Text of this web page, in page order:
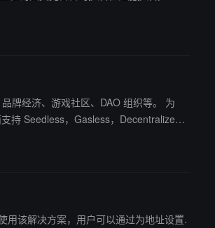
经济、游戏社区、DAO 组织等。 为
持 Seedless，Gasless，Decentralized
该解决方案，用户可以通过为地址设置.